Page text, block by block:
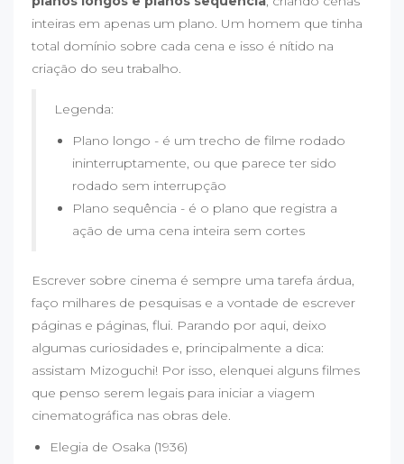
inteiras em apenas um plano. Um homem que tinha
total domínio sobre cada cena e isso é nítido na
criação do seu trabalho.
Legenda:
Plano longo - é um trecho de filme rodado
ininterruptamente, ou que parece ter sido
rodado sem interrupção
Plano sequência - é o plano que registra a
ação de uma cena inteira sem cortes
Escrever sobre cinema é sempre uma tarefa árdua,
faço milhares de pesquisas e a vontade de escrever
páginas e páginas, flui. Parando por aqui, deixo
algumas curiosidades e, principalmente a dica:
assistam Mizoguchi! Por isso, elenquei alguns filmes
que penso serem legais para iniciar a viagem
cinematográfica nas obras dele.
Elegia de Osaka (1936)